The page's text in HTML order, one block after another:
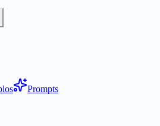
Prompts